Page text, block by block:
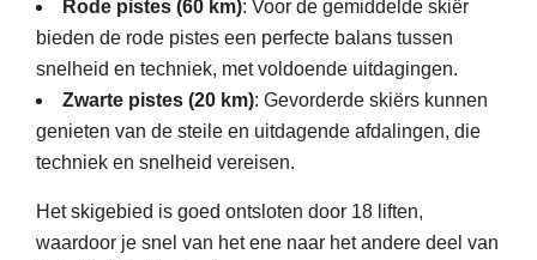
Rode pistes (60 km): Voor de gemiddelde skiër
bieden de rode pistes een perfecte balans tussen
snelheid en techniek, met voldoende uitdagingen.
Zwarte pistes (20 km): Gevorderde skiërs kunnen
genieten van de steile en uitdagende afdalingen, die
techniek en snelheid vereisen.
Het skigebied is goed ontsloten door 18 liften,
waardoor je snel van het ene naar het andere deel van